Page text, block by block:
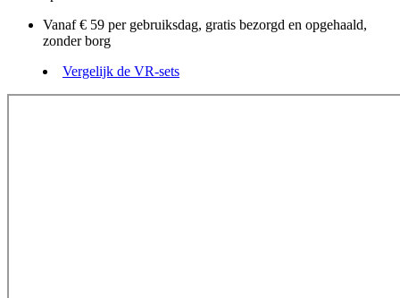
Vanaf € 59 per gebruiksdag, gratis bezorgd en opgehaald,
zonder borg
Vergelijk de VR-sets